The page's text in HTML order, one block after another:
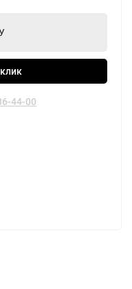
44-00